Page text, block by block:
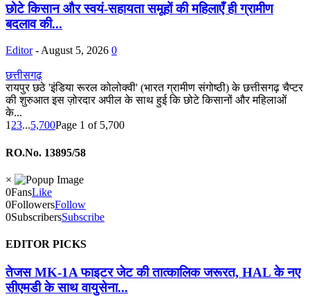
छोटे किसान और स्वयं-सहायता समूहों की महिलाएँ ही ग्रामीण
बदलाव की...
Editor - August 5, 2026 0
छत्तीसगढ़
रायपुर छठे 'इंडिया रूरल कोलोक्वी' (भारत ग्रामीण संगोष्ठी) के छत्तीसगढ़ चैप्टर
की शुरुआत इस ज़ोरदार अपील के साथ हुई कि छोटे किसानों और महिलाओं
के...
1 23...5,700Page 1 of 5,700
RO.No. 13895/58
×
0FansLike
0FollowersFollow
0SubscribersSubscribe
EDITOR PICKS
तेजस MK-1A फाइटर जेट की तात्कालिक जरूरत, HAL के नए
सीएमडी के साथ वायुसेना...